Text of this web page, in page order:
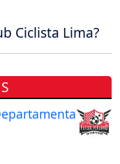
Ciclista Lima?